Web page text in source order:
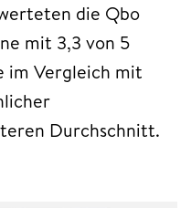
die Qbo
mit 3,3 von 5
im Vergleich mit
Durchschnitt.